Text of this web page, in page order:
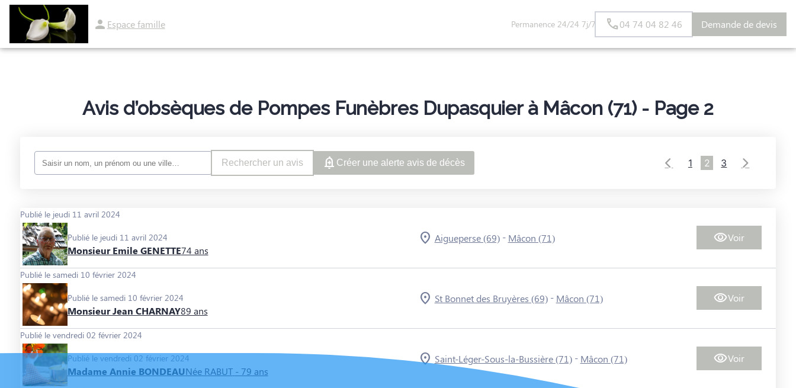
Espace famille Permanence 24/24 7j/7 04 74 04 82 46 Demande de devis
ORGANISER DES OBSÈQUESPRÉVOIR SES OBSÈQUES SERVICES AUX FAMILLESESPACES HOMMAGES
Avis d’obsèques de Pompes Funèbres Dupasquier à Mâcon (71) - Page 2
Rechercher un avis Créer une alerte avis de décès 1 2 3
Publié le jeudi 11 avril 2024
Publié le jeudi 11 avril 2024
Monsieur Emile GENETTE74 ans
Aigueperse (69)- Mâcon (71) Voir
Publié le samedi 10 février 2024
Publié le samedi 10 février 2024
Monsieur Jean CHARNAY89 ans
St Bonnet des Bruyères (69)- Mâcon (71) Voir
Publié le vendredi 02 février 2024
Publié le vendredi 02 février 2024
Madame Annie BONDEAUNée RABUT - 79 ans
Saint-Léger-Sous-la-Bussière (71)- Mâcon (71) Voir